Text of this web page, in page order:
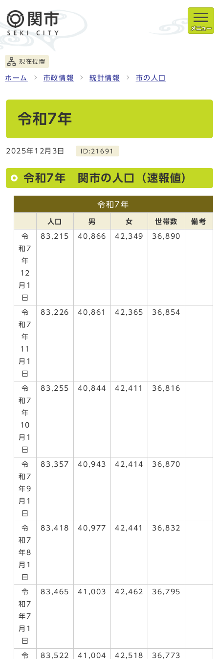
メニュー
現在位置
ホーム 市政情報 統計情報 市の人口
令和7年
2025年12月3日 ID:21691
令和7年 関市の人口（速報値）
令和7年
人口 男 女 世帯数 備考
令
和7
年
12
月1
日
83,215 40,866 42,349 36,890
令
和7
年
11
月1
日
83,226 40,861 42,365 36,854
令
和7
年
10
月1
日
83,255 40,844 42,411 36,816
令
和7
年9
月1
日
83,357 40,943 42,414 36,870
令
和7
年8
月1
日
83,418 40,977 42,441 36,832
令
和7
年7
月1
日
83,465 41,003 42,462 36,795
令 83,522 41,004 42,518 36,773